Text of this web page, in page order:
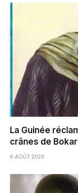
La Guinée
crânes de
6 AOÛT 2026